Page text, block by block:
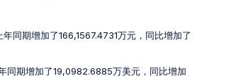
同期增加了166,1567.4731万元，同比增加了
同期增加了19,0982.6885万美元，同比增加